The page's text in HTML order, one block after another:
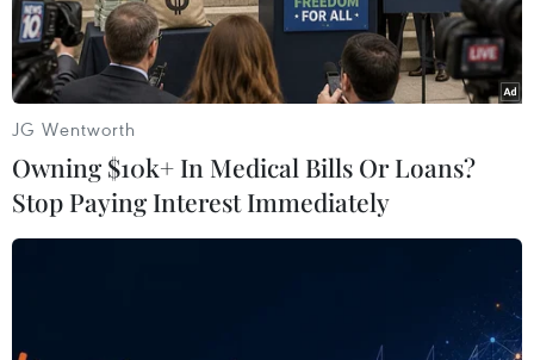
JG Wentworth
Owning $10k+ In Medical Bills Or Loans?
Stop Paying Interest Immediately